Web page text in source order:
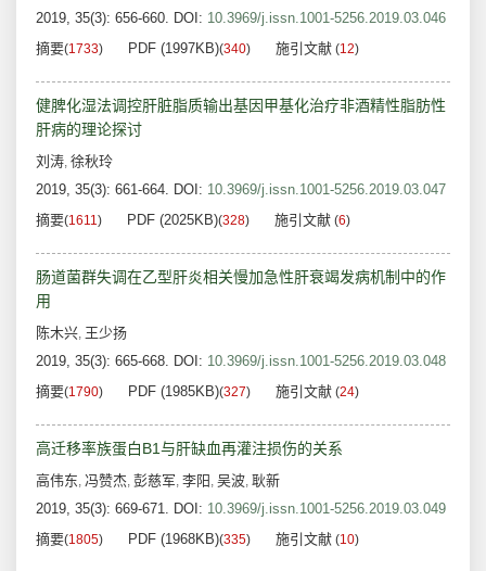
2019, 35(3): 656-660. DOI: 10.3969/j.issn.1001-5256.2019.03.046
摘要(1733) PDF (1997KB)(340) 施引文献 (12)
健脾化湿法调控肝脏脂质输出基因甲基化治疗非酒精性脂肪性
肝病的理论探讨
刘涛, 徐秋玲
2019, 35(3): 661-664. DOI: 10.3969/j.issn.1001-5256.2019.03.047
摘要(1611) PDF (2025KB)(328) 施引文献 (6)
肠道菌群失调在乙型肝炎相关慢加急性肝衰竭发病机制中的作
用
陈木兴, 王少扬
2019, 35(3): 665-668. DOI: 10.3969/j.issn.1001-5256.2019.03.048
摘要(1790) PDF (1985KB)(327) 施引文献 (24)
高迁移率族蛋白B1与肝缺血再灌注损伤的关系
高伟东, 冯赞杰, 彭慈军, 李阳 , 吴波, 耿新
2019, 35(3): 669-671. DOI: 10.3969/j.issn.1001-5256.2019.03.049
摘要(1805) PDF (1968KB)(335) 施引文献 (10)